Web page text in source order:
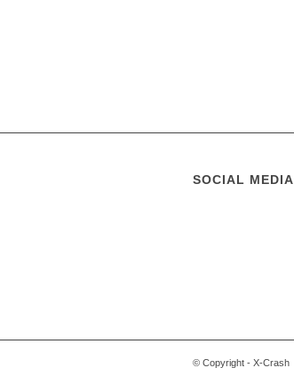
SOCIAL MEDIA
© Copyright - X-Crash